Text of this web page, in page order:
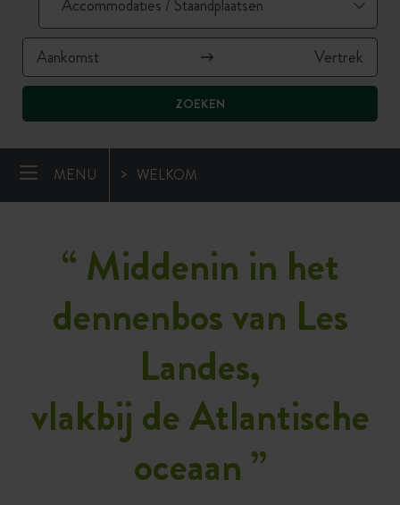
ZOEKEN
MENU WELKOM
“ Middenin in het
dennenbos van Les
Landes,
vlakbij de Atlantische
oceaan ”